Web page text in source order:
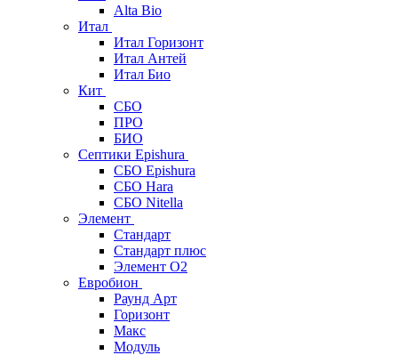
Alta Bio
Итал
Итал Горизонт
Итал Антей
Итал Био
Кит
СБО
ПРО
БИО
Септики Epishura
СБО Epishura
СБО Hara
СБО Nitella
Элемент
Стандарт
Стандарт плюс
Элемент О2
Евробион
Раунд Арт
Горизонт
Макс
Модуль